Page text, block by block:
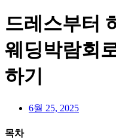
드레스부터
웨딩박람회
하기
6월 25, 2025
목차